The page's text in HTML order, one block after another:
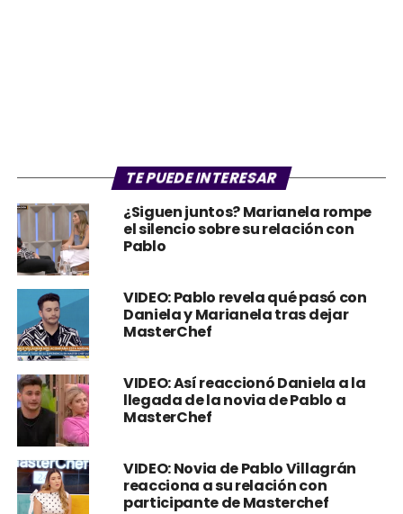
TE PUEDE INTERESAR
¿Siguen juntos? Marianela rompe
el silencio sobre su relación con
Pablo
VIDEO: Pablo revela qué pasó con
Daniela y Marianela tras dejar
MasterChef
VIDEO: Así reaccionó Daniela a la
llegada de la novia de Pablo a
MasterChef
VIDEO: Novia de Pablo Villagrán
reacciona a su relación con
participante de Masterchef